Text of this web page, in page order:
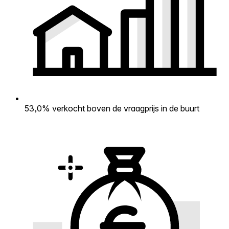
53,0% verkocht boven de vraagprijs in de buurt